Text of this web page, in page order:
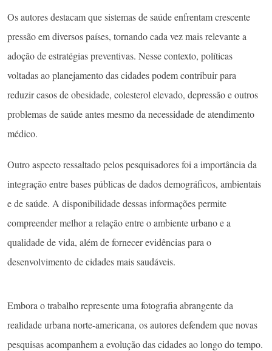
Os autores destacam que sistemas de saúde enfrentam crescente
pressão em diversos países, tornando cada vez mais relevante a
adoção de estratégias preventivas. Nesse contexto, políticas
voltadas ao planejamento das cidades podem contribuir para
reduzir casos de obesidade, colesterol elevado, depressão e outros
problemas de saúde antes mesmo da necessidade de atendimento
médico.
Outro aspecto ressaltado pelos pesquisadores foi a importância da
integração entre bases públicas de dados demográficos, ambientais
e de saúde. A disponibilidade dessas informações permite
compreender melhor a relação entre o ambiente urbano e a
qualidade de vida, além de fornecer evidências para o
desenvolvimento de cidades mais saudáveis.
Embora o trabalho represente uma fotografia abrangente da
realidade urbana norte-americana, os autores defendem que novas
pesquisas acompanhem a evolução das cidades ao longo do tempo.